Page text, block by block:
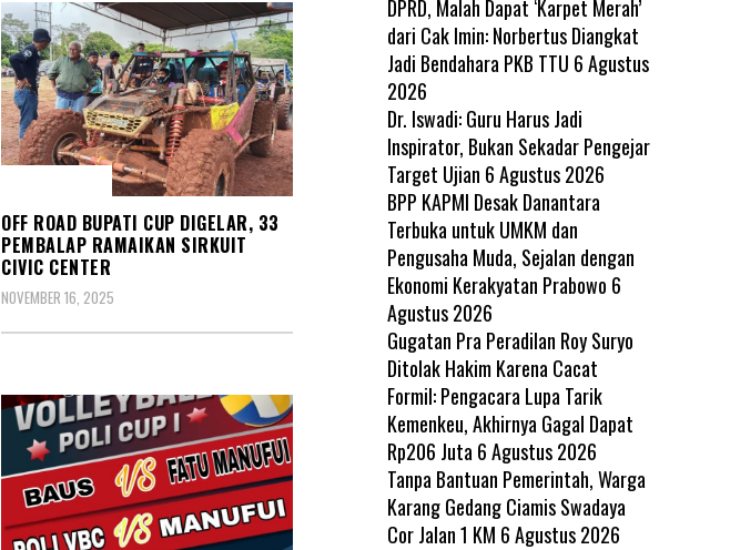
OFF ROAD BUPATI CUP DIGELAR, 33
PEMBALAP RAMAIKAN SIRKUIT
CIVIC CENTER
NOVEMBER 16, 2025
DPRD, Malah Dapat ‘Karpet Merah’
dari Cak Imin: Norbertus Diangkat
Jadi Bendahara PKB TTU 6 Agustus
2026
Dr. Iswadi: Guru Harus Jadi
Inspirator, Bukan Sekadar Pengejar
Target Ujian 6 Agustus 2026
BPP KAPMI Desak Danantara
Terbuka untuk UMKM dan
Pengusaha Muda, Sejalan dengan
Ekonomi Kerakyatan Prabowo 6
Agustus 2026
Gugatan Pra Peradilan Roy Suryo
Ditolak Hakim Karena Cacat
Formil: Pengacara Lupa Tarik
Kemenkeu, Akhirnya Gagal Dapat
Rp206 Juta 6 Agustus 2026
Tanpa Bantuan Pemerintah, Warga
Karang Gedang Ciamis Swadaya
Cor Jalan 1 KM 6 Agustus 2026